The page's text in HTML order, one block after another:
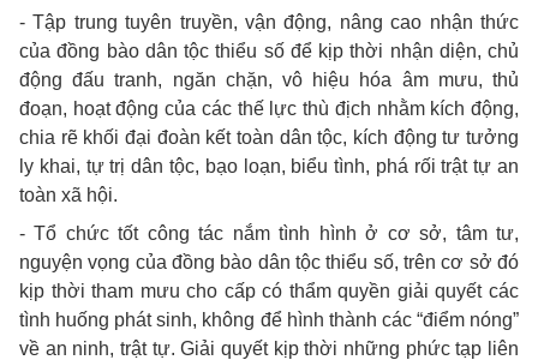
- Tập trung tuyên truyền, vận động, nâng cao nhận thức
của đồng bào dân tộc thiểu số để kịp thời nhận diện, chủ
động đấu tranh, ngăn chặn, vô hiệu hóa âm mưu, thủ
đoạn, hoạt động của các thế lực thù địch nhằm kích động,
chia rẽ khối đại đoàn kết toàn dân tộc, kích động tư tưởng
ly khai, tự trị dân tộc, bạo loạn, biểu tình, phá rối trật tự an
toàn xã hội.
- Tổ chức tốt công tác nắm tình hình ở cơ sở, tâm tư,
nguyện vọng của đồng bào dân tộc thiểu số, trên cơ sở đó
kịp thời tham mưu cho cấp có thẩm quyền giải quyết các
tình huống phát sinh, không để hình thành các “điểm nóng”
về an ninh, trật tự. Giải quyết kịp thời những phức tạp liên